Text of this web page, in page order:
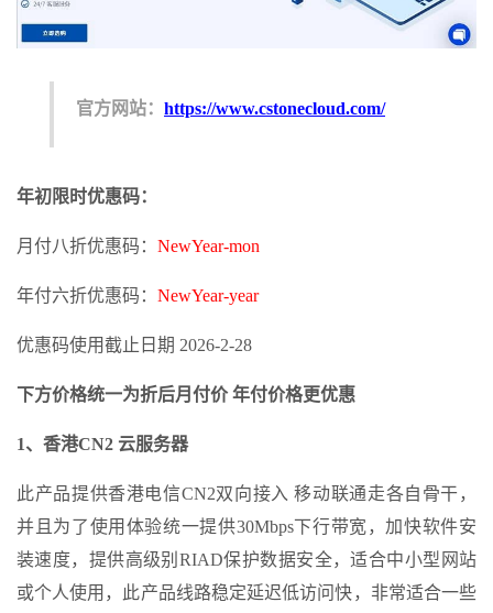
官方网站： https://www.cstonecloud.com/
年初限时优惠码：
月付八折优惠码： NewYear-mon
年付六折优惠码： NewYear-year
优惠码使用截止日期 2026-2-28
下方价格统一为折后月付价 年付价格更优惠
1、香港CN2 云服务器
此产品提供香港电信CN2双向接入 移动联通走各自骨干，
并且为了使用体验统一提供30Mbps下行带宽，加快软件安
装速度，提供高级别RIAD保护数据安全，适合中小型网站
或个人使用，此产品线路稳定延迟低访问快，非常适合一些